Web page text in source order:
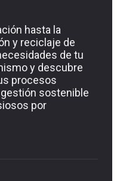
hasta la
y reciclaje de
de tu
y descubre
procesos
sostenible
por